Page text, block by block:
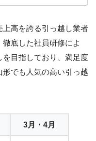
高を誇る引っ越し業者
底した社員研修によ
を目指しており、満足度
でも人気の高い引っ越
3月・4月